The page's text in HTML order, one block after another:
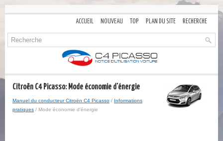
ACCUEIL NOUVEAU TOP PLAN DU SITE RECHERCHE
Citroën C4 Picasso: Mode économie d'énergie
Manuel du conducteur Citroën C4 Picasso / Informations
pratiques / Mode économie d'énergie